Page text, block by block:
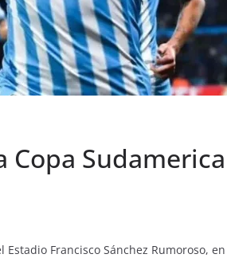
Copa
Francisco Sánchez Rumoroso,